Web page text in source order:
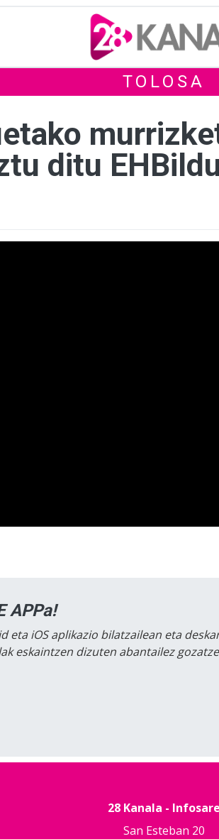
TOLOSA
ditu
APPa!
eta iOS aplikazio bilatzailean eta
eskaintzen dizuten abantailez
28 Kanala - Infosare
San Esteban 20